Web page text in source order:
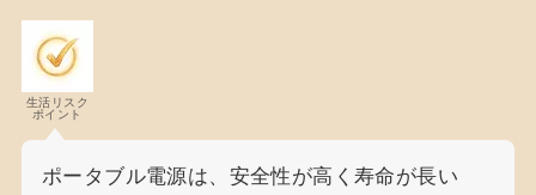
生活リスク
ポイント
ポータブル電源は、安全性が高く寿命が長い